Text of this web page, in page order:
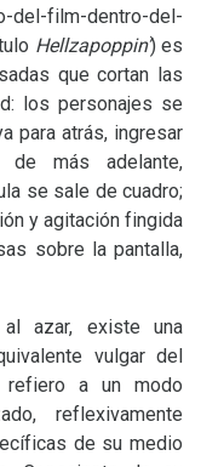
del-film-dentro-del-
Hellzapoppin’) es
que cortan las
los personajes se
para atrás, ingresar
más adelante,
se sale de cuadro;
y agitación fingida
sobre la pantalla,
azar, existe una
vulgar del
refiero a un modo
reflexivamente
de su medio